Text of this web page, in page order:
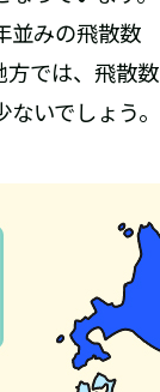
並みの飛散数
方では、飛散数
いでしょう。